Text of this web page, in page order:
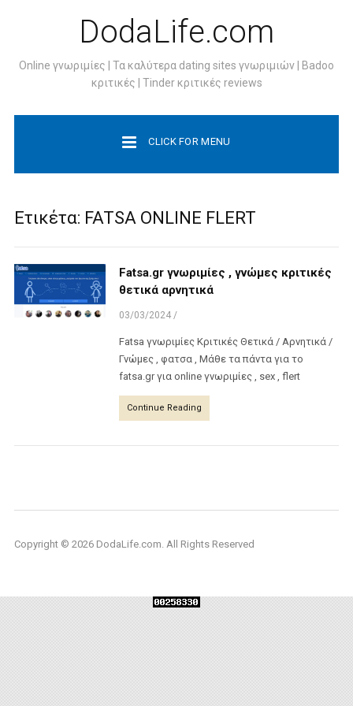
DodaLife.com
Online γνωριμίες | Τα καλύτερα dating sites γνωριμιών | Badoo
κριτικές | Tinder κριτικές reviews
CLICK FOR MENU
Ετικέτα: FATSA ONLINE FLERT
Fatsa.gr γνωριμίες , γνώμες κριτικές
θετικά αρνητικά
03/03/2024 /
Fatsa γνωριμίες Κριτικές Θετικά / Αρνητικά /
Γνώμες , φατσα , Μάθε τα πάντα για το
fatsa.gr για online γνωριμίες , sex , flert
Continue Reading
Copyright © 2026 DodaLife.com. All Rights Reserved